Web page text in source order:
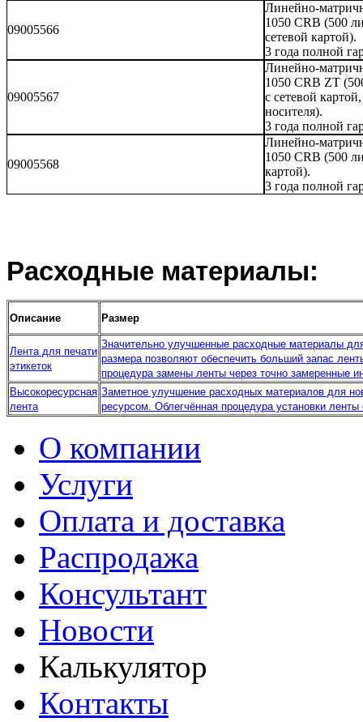
09005566
Линейно-
1050 CRB (500
сетевой картой).
3 года полной
09005567
Линейно-
1050 CRB ZT
с сетевой
носителя).
3 года полной
09005568
Линейно-
1050 CRB (500
картой).
3 года полной
Расходные материалы:
Описание Размер
Лента для печати
этикеток
Значительно улучшенные расходные материалы
размера позволяют обеспечить больший запас
процедура замены ленты через точно замеренные
Высокоресурсная
лента
Заметное улучшение расходных материалов для
ресурсом. Облегчённая процедура установки
О компании
Услуги
Оплата и доставка
Распродажа
Консультант
Новости
Калькулятор
Контакты